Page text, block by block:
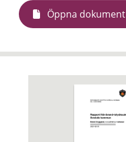
Öppna dokument